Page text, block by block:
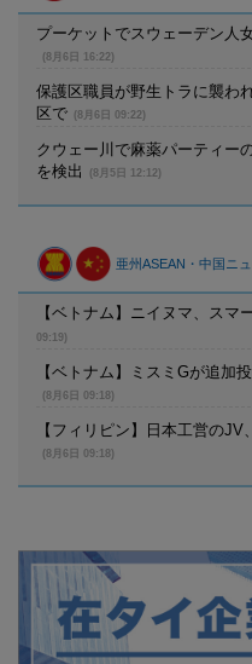
プーケットでスウェーデン
(8月6日 16:22)
保護区職員が野生トラに襲
区で
(8月6日 09:22)
クウェー川で麻薬パーティ
を検出
(8月5日 12:12)
亜州ASEAN・中国ニ
【ベトナム】ニイヌマ、スマ
09:19)
【ベトナム】ミスミGが追加
(8月6日 09:18)
【フィリピン】日本工営の
(8月6日 09:18)